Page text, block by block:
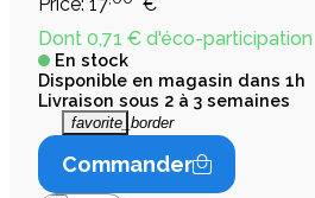
Dont 0,71 € d'éco-participation
En stock
Disponible en magasin dans 1h
Livraison sous 2 à 3 semaines
favorite_border
Commander